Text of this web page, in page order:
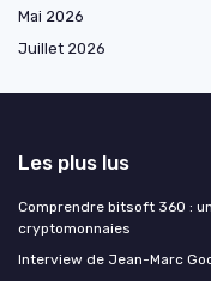
Mai 2026
Juillet 2026
Les plus lus
Comprendre bitsoft 360 :
cryptomonnaies
Interview de Jean-Marc